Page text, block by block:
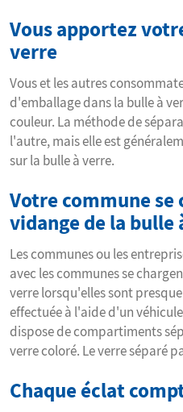
Vous apportez
verre
Vous et les autres
d'emballage dans la bulle à
couleur. La méthode de
l'autre, mais elle est
sur la bulle à verre.
Votre commune se
vidange de la bulle
Les communes ou les
avec les communes se
verre lorsqu'elles sont
effectuée à l'aide d'un
dispose de compartiments
verre coloré. Le verre séparé
Chaque éclat